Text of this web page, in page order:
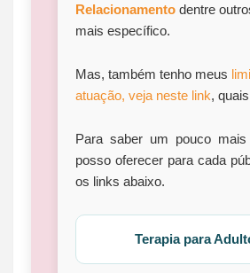
Relacionamento dentre
mais específico.
Mas, também tenho meus
atuação, veja neste link,
Para saber um pouco
posso oferecer para cada
os links abaixo.
Terapia para